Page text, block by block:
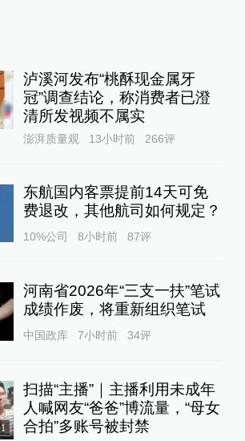
泸溪河发布“桃酥现金属牙
冠”调查结论，称消费者已澄
清所发视频不属实
澎湃质量观 13小时前 266评
东航国内客票提前14天可免
费退改，其他航司如何规定？
10%公司 8小时前 87评
河南省2026年“三支一扶”笔试
成绩作废，将重新组织笔试
中国政库 7小时前 34评
1
扫描“主播”｜主播利用未成年
人喊网友“爸爸”博流量，“母女
合拍”多账号被封禁